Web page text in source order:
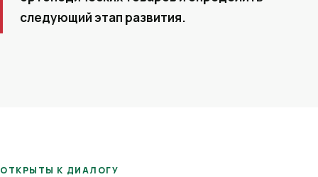
следующий этап развития.
ОТКРЫТЫ К ДИАЛОГУ